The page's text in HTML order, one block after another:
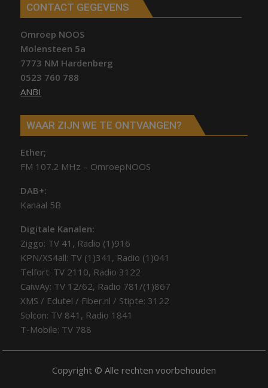
CONTACT GEGEVENS
Omroep NOOS
Molensteen 5a
7773 NM Hardenberg
0523 760 788
ANBI
WAAR ZIJN WE TE ONTVANGEN?
Ether;
FM 107.2 MHz – OmroepNOOS
DAB+:
Kanaal 5B
Digitale Kanalen:
Ziggo: TV 41, Radio (1)916
KPN/XS4all: TV (1)341, Radio (1)041
Telfort: TV 2110, Radio 3122
CaiwAy: TV 12/62, Radio 781/(1)867
XMS / Edutel / Fiber.nl / Stipte: 3122
Solcon: TV 841, Radio 1841
T-Mobile: TV 788
Copyright © Alle rechten voorbehouden